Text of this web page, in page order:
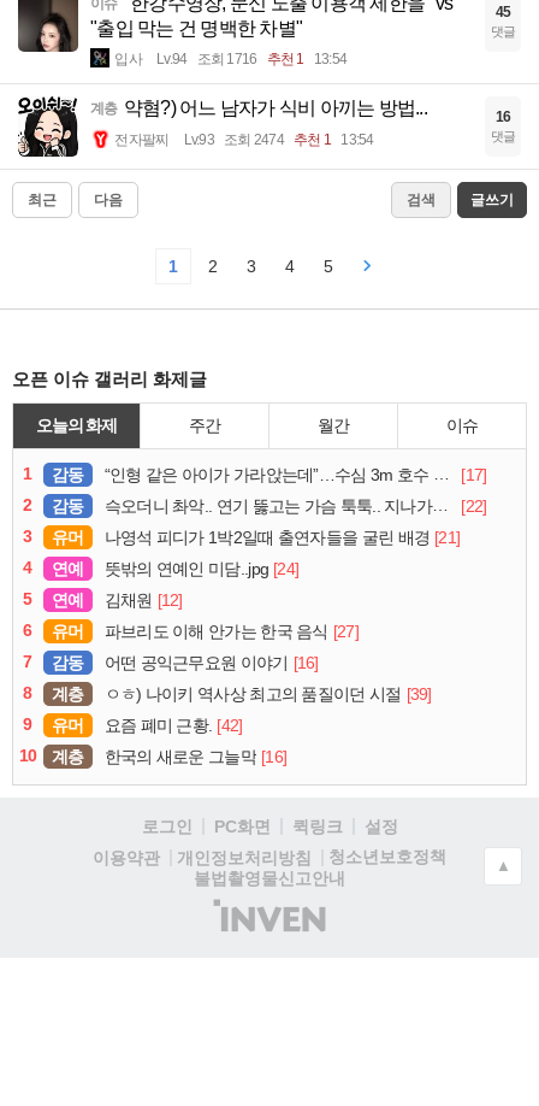
"출입 막는 건 명백한 차별"
입사 Lv.94 조회 1716 추천 1 13:54
45
댓글
계층 약혐?) 어느 남자가 식비 아끼는 방법...
전자팔찌 Lv.93 조회 2474 추천 1 13:54
16
댓글
최근 다음 검색 글쓰기
1 2 3 4 5
오픈 이슈 갤러리 화제글
오늘의 화제 주간 월간 이슈
1 감동 “인형 같은 아이가 가라앉는데”…수심 3m 호수 뛰어든 60대 의인
[17]
2
감동 슥오더니 촤악.. 연기 뚫고는 가슴 툭툭.. 지나가던 아재의 정체
[22]
3
유머 나영석 피디가 1박2일때 출연자들을 굴린 배경 [21]
4
연예 뜻밖의 연예인 미담..jpg [24]
5
연예 김채원 [12]
6
유머 파브리도 이해 안가는 한국 음식 [27]
7
감동 어떤 공익근무요원 이야기 [16]
8
계층 ㅇㅎ) 나이키 역사상 최고의 품질이던 시절 [39]
9
유머 요즘 폐미 근황. [42]
10
계층 한국의 새로운 그늘막 [16]
로그인 PC화면 퀵링크
설정
이용약관
개인정보처리방침
청소년보호정책
불법촬영물신고안내
(주)
인
▲